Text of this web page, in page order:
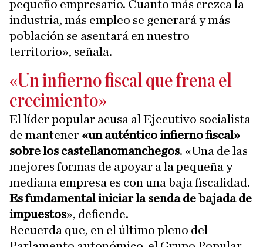
pequeño empresario. Cuanto más crezca la
industria, más empleo se generará y más
población se asentará en nuestro
territorio», señala.
«Un infierno fiscal que frena el
crecimiento»
El líder popular acusa al Ejecutivo socialista
de mantener «un auténtico infierno fiscal»
sobre los castellanomanchegos. «Una de las
mejores formas de apoyar a la pequeña y
mediana empresa es con una baja fiscalidad.
Es fundamental iniciar la senda de bajada de
impuestos», defiende.
Recuerda que, en el último pleno del